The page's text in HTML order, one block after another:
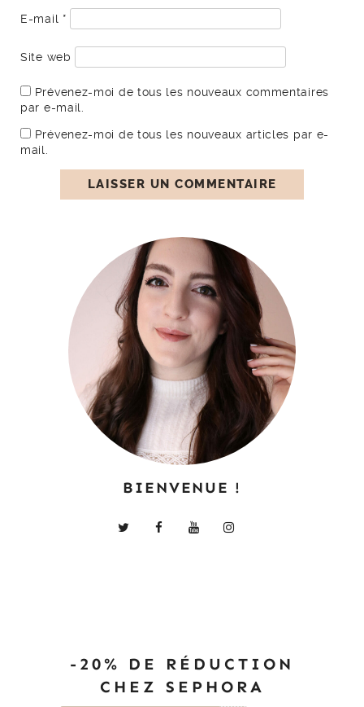
E-mail *
Site web
Prévenez-moi de tous les nouveaux commentaires
par e-mail.
Prévenez-moi de tous les nouveaux articles par e-
mail.
BIENVENUE !
-20% DE RÉDUCTION
CHEZ SEPHORA